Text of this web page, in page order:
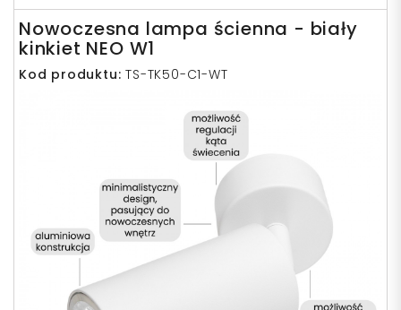
Nowoczesna lampa ścienna - biały
kinkiet NEO W1
Kod produktu:TS-TK50-C1-WT